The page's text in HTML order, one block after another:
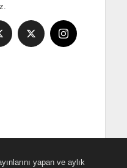
yapan ve aylık